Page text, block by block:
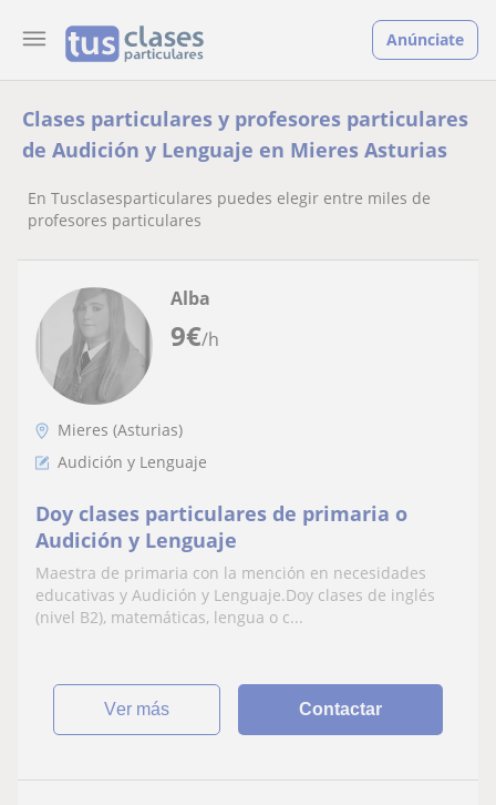
Anúnciate
Clases particulares y profesores particulares
de Audición y Lenguaje en Mieres Asturias
En Tusclasesparticulares puedes elegir entre miles de
profesores particulares
9€/h
Alba
Mieres (Asturias)
Audición y Lenguaje
Doy clases particulares de primaria o
Audición y Lenguaje
Maestra de primaria con la mención en necesidades
educativas y Audición y Lenguaje.Doy clases de inglés
(nivel B2), matemáticas, lengua o c...
ver más Contactar